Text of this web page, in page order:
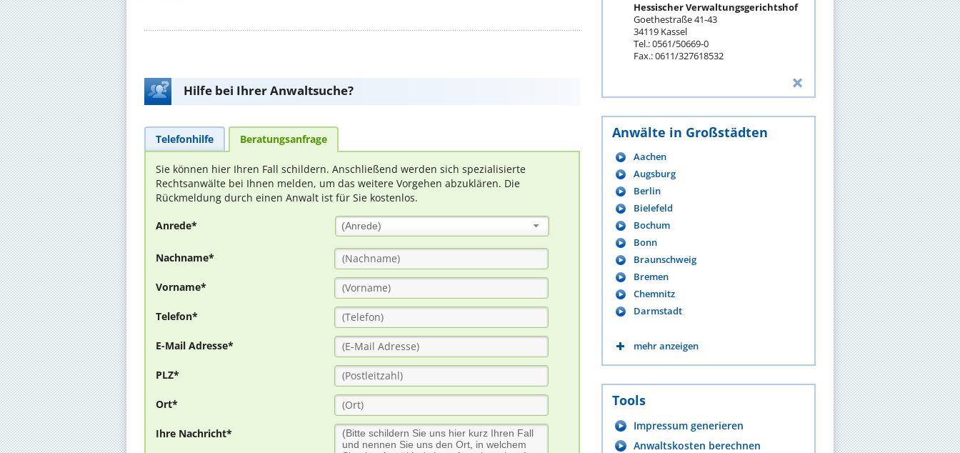
Hilfe bei Ihrer Anwaltsuche?
Telefonhilfe Beratungsanfrage
Sie können hier Ihren Fall schildern. Anschließend werden sich spezialisierte
Rechtsanwälte bei Ihnen melden, um das weitere Vorgehen abzuklären. Die
Rückmeldung durch einen Anwalt ist für Sie kostenlos.
Anrede* (Anrede)
Nachname*
Vorname*
Telefon*
E-Mail Adresse*
PLZ*
Ort*
Ihre Nachricht*
Hessischer Verwaltungsgerichtshof
Goethestraße 41-43
34119 Kassel
Tel.: 0561/50669-0
Fax.: 0611/327618532
Anwälte in Großstädten
Aachen
Augsburg
Berlin
Bielefeld
Bochum
Bonn
Braunschweig
Bremen
Chemnitz
Darmstadt
mehr anzeigen
Tools
Impressum generieren
Anwaltskosten berechnen